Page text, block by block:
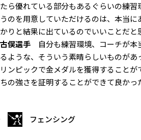
たら優れている部分もあるぐらいの練
うのを用意していただけるのは、本当に
かりと結果に出ているのでいいことだと
古俣選手 自分も練習環境、コーチが本
るような、そういう素晴らしいものがあ
リンピックで金メダルを獲得すること
ちの強さを証明することができて良かっ
フェンシング